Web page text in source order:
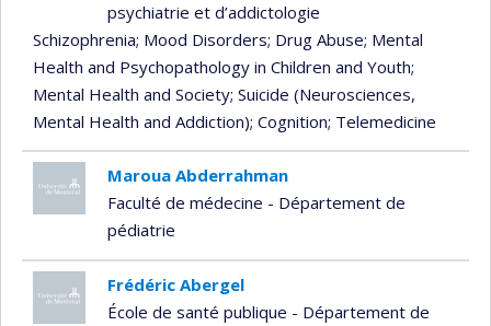
psychiatrie et d’addictologie
Schizophrenia; Mood Disorders; Drug Abuse; Mental
Health and Psychopathology in Children and Youth;
Mental Health and Society; Suicide (Neurosciences,
Mental Health and Addiction); Cognition; Telemedicine
Maroua Abderrahman
Faculté de médecine - Département de
pédiatrie
Frédéric Abergel
École de santé publique - Département de